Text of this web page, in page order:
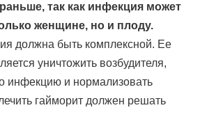
так как инфекция может
женщине, но и плоду.
должна быть комплексной. Ее
уничтожить возбудителя,
инфекцию и нормализовать
гайморит должен решать